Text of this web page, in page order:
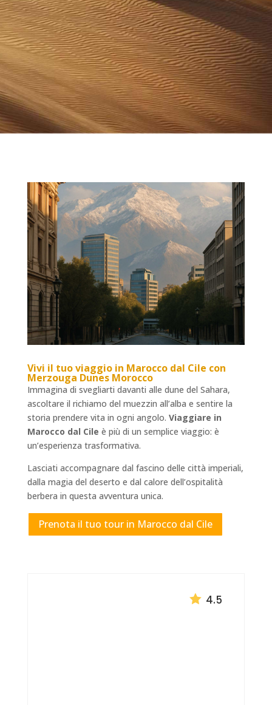
Vivi il tuoviaggio in Marocco dal Cile con
Merzouga Dunes Morocco
Immagina di svegliarti davanti alle dune del Sahara,
ascoltare il richiamo del muezzin all’alba e sentire la
storia prendere vita in ogni angolo. Viaggiare in
Marocco dal Cile è più di un semplice viaggio: è
un’esperienza trasformativa.
Lasciati accompagnare dal fascino delle città imperiali,
dalla magia del deserto e dal calore dell’ospitalità
berbera in questa avventura unica.
Prenota il tuo tour in Marocco dal Cile
 4.5